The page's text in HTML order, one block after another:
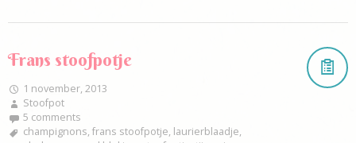
Frans stoofpotje
1 november, 2013
Stoofpot
5 comments
champignons, frans stoofpotje, laurierblaadje,